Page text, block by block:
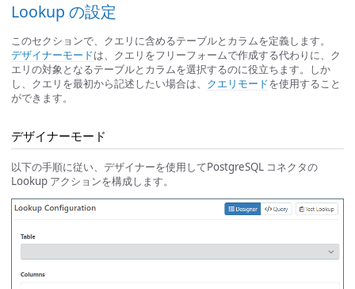
Lookup の設定
このセクションで、クエリに含めるテーブルとカラムを定義します。
デザイナーモードは、クエリをフリーフォームで作成する代わりに、ク
エリの対象となるテーブルとカラムを選択するのに役立ちます。しか
し、クエリを最初から記述したい場合は、 クエリモードを使用すること
ができます。
デザイナーモード
以下の手順に従い、デザイナーを使用してPostgreSQL コネクタの
Lookup アクションを構成します。